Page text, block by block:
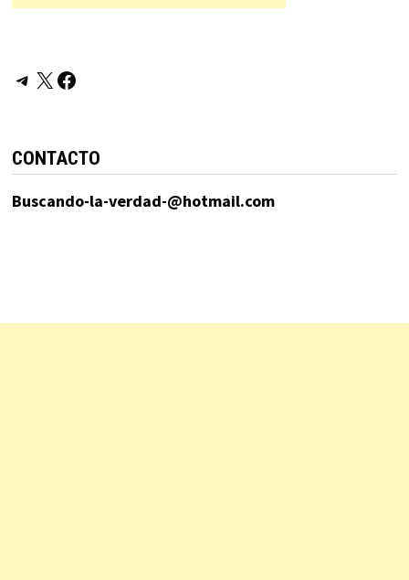
Telegram
X Facebook
CONTACTO
Buscando-la-verdad-@hotmail.com